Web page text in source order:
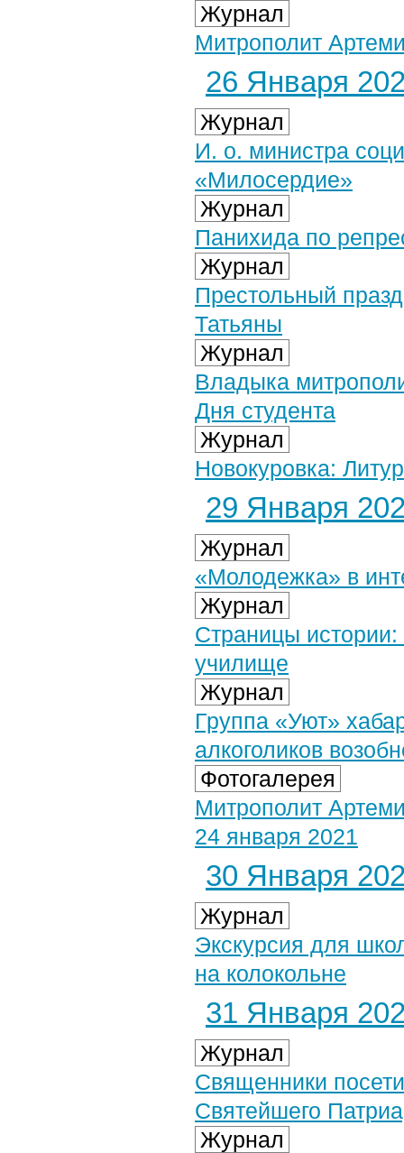
Журнал
Митрополит
26 Января
Журнал
И. о. министра
«Милосердие»
Журнал
Панихида по
Журнал
Престольный
Татьяны
Журнал
Владыка
Дня студента
Журнал
Новокуровка:
29 Января
Журнал
«Молодежка» в
Журнал
Страницы истории:
училище
Журнал
Группа «Уют»
алкоголиков
Фотогалерея
Митрополит
24 января 2021
30 Января
Журнал
Экскурсия для
на колокольне
31 Января
Журнал
Священники
Святейшего
Журнал